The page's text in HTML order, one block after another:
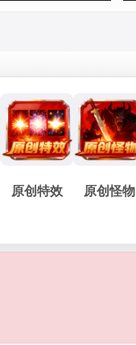
原创特效 原创怪物